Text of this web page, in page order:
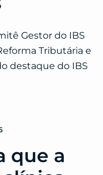
Gestor do IBS
Tributária e
destaque do IBS
que a